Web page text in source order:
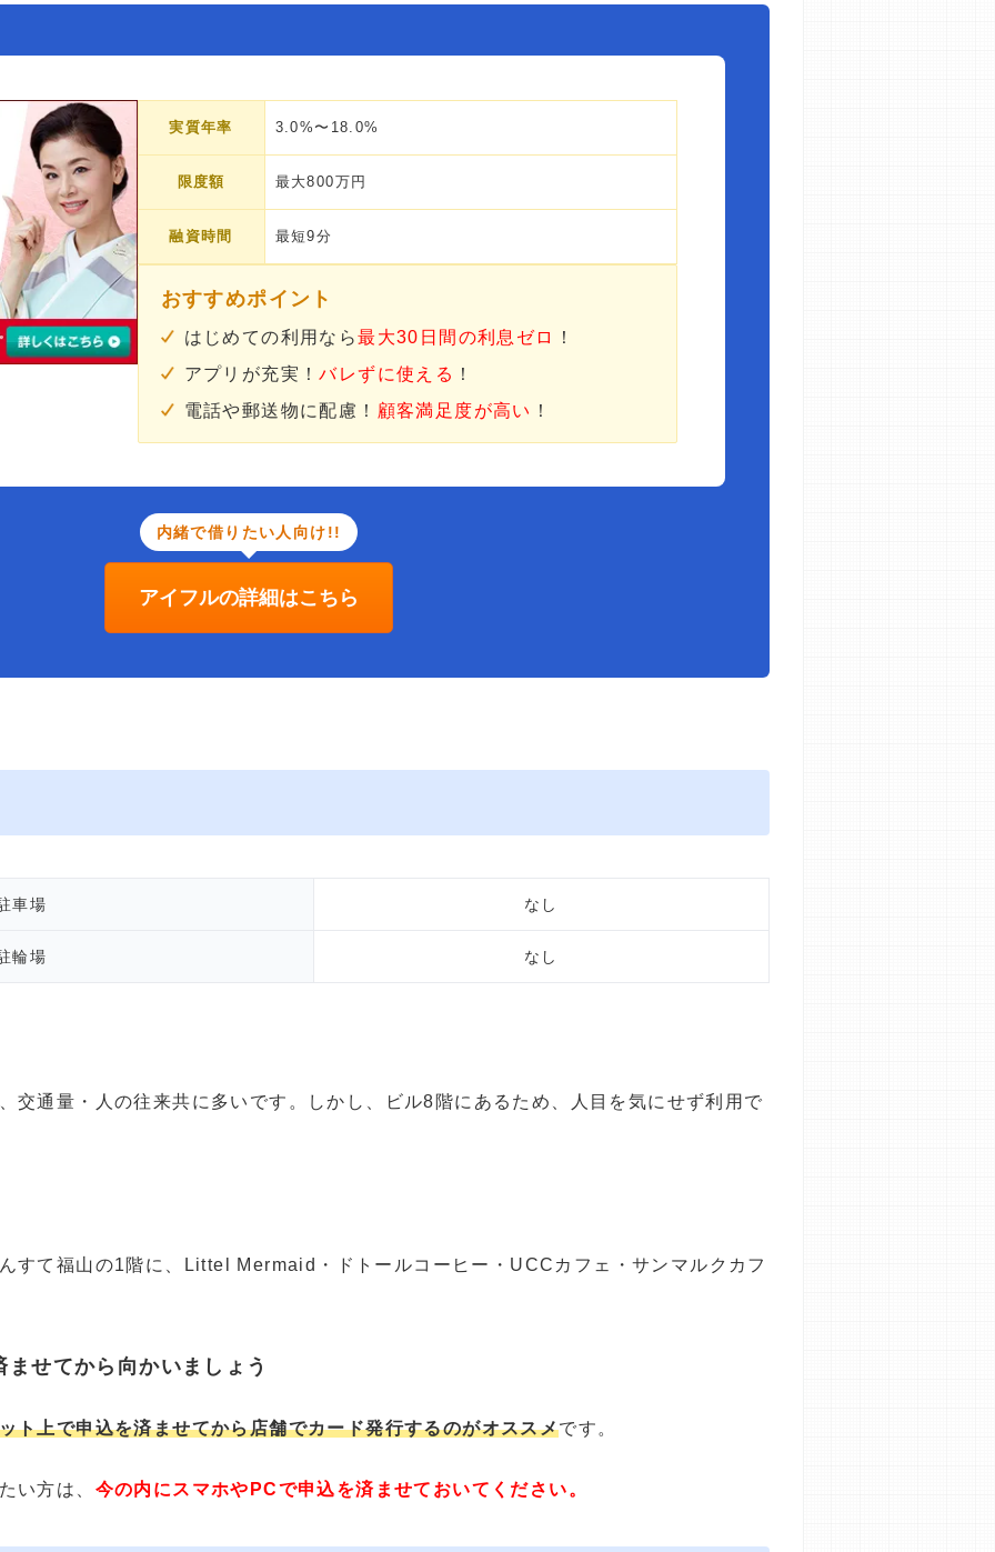
実質年率 3.0%〜18.0%
限度額 最大800万円
融資時間 最短9分
おすすめポイント
はじめての利用なら最大30日間の利息ゼロ
！
アプリが充実！バレずに使える ！
電話や郵送物に配慮！ 顧客満足度が高い ！
内緒で借りたい人向け!!
アイフルの詳細はこちら
車場 なし
輪場 なし
交通量・人の往来共に多いです。しかし、ビル8階にあるため、人目を気にせず利用で
すて福山の1階に、Littel Mermaid・ドトールコーヒー・UCCカフェ・サンマルクカフ
せてから向かいましょう
ト上で申込を済ませてから店舗でカード発行するのがオススメです。
い方は、 今の内にスマホやPCで申込を済ませておいてください。